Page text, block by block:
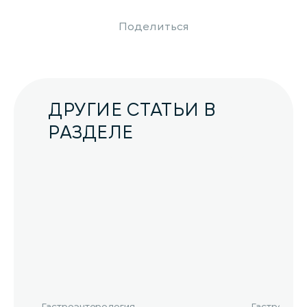
Поделиться
ДРУГИЕ СТАТЬИ В
РАЗДЕЛЕ